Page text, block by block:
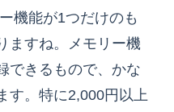
機能が1つだけのも
ますね。メモリー機
できるもので、かな
す。特に2,000円以上